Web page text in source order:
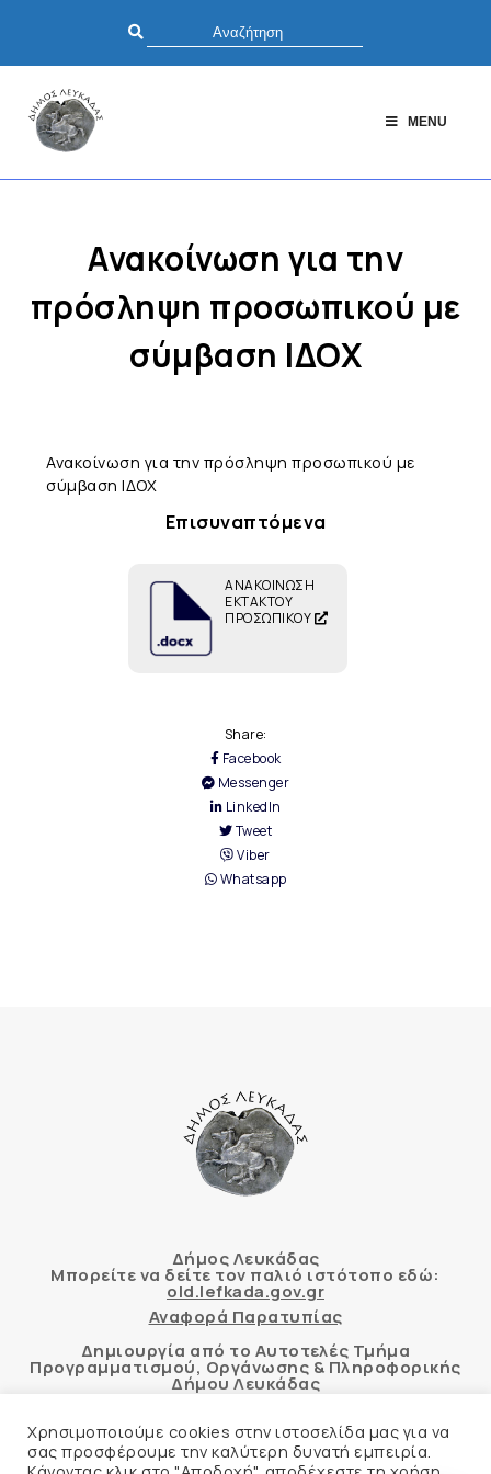
MENU
Ανακοίνωση για την
πρόσληψη προσωπικού με
σύμβαση ΙΔΟΧ
Ανακοίνωση για την πρόσληψη προσωπικού με
σύμβαση ΙΔΟΧ
Επισυναπτόμενα
ΑΝΑΚΟΙΝΩΣΗ
ΕΚΤΑΚΤΟΥ
ΠΡΟΣΩΠΙΚΟΥ
Share:
Facebook
Messenger
LinkedIn
Tweet
Viber
Whatsapp
Δήμος Λευκάδας
Μπορείτε να δείτε τον παλιό ιστότοπο εδώ:
old.lefkada.gov.gr
Αναφορά Παρατυπίας
Δημιουργία από το Αυτοτελές Τμήμα
Προγραμματισμού, Οργάνωσης & Πληροφορικής
Δήμου Λευκάδας
Χρησιμοποιούμε cookies στην ιστοσελίδα μας για να
σας προσφέρουμε την καλύτερη δυνατή εμπειρία.